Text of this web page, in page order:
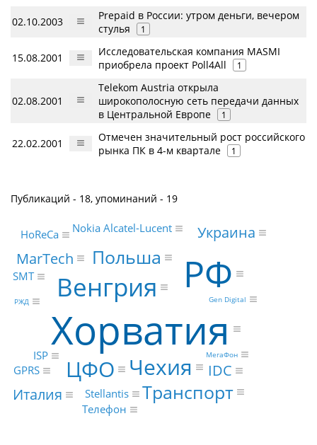
02.10.2003
Prepaid в России: утром деньги, вечером
стулья
1
15.08.2001
Исследовательская компания MASMI
приобрела проект Poll4All
1
02.08.2001
Telekom Austria открыла
широкополосную сеть передачи данных
в Центральной Европе
1
22.02.2001
Отмечен значительный рост российского
рынка ПК в 4-м квартале
1
Публикаций - 18, упоминаний - 19
Хорватия
РФ
Венгрия
ЦФО Чехия
Польша
Транспорт
MarTech
Италия
Украина
IDC
Nokia Alcatel-Lucent
Stellantis
ISP
SMT
GPRS
Телефон
HoReCa
МегаФон
Gen Digital
РЖД